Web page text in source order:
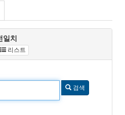
일치
리스트
검색